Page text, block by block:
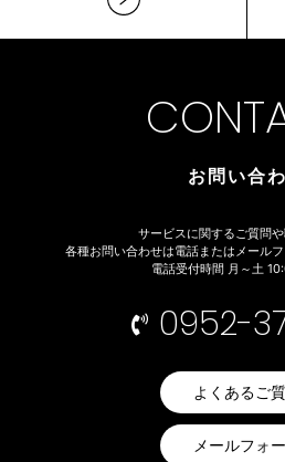
お問い合
サービスに関するご質問
各種お問い合わせは電話またはメールフ
電話受付時間 月～土
0952-
よくあるご
メールフォ